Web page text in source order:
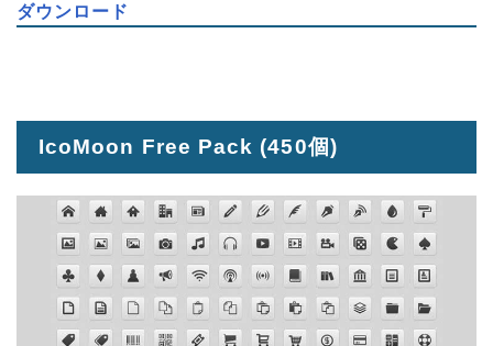
ダウンロード
IcoMoon Free Pack (450個)